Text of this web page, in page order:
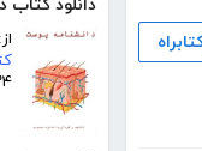
دانلود کتاب
از:
۳۴